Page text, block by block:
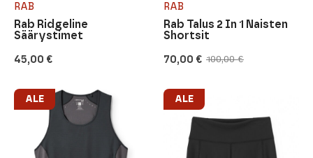
RAB
45,00 €
Rab Ridgeline
Säärystimet
RAB
100,00€
Alkuperäinen
oli:
100,00 €.
70,00 €
Nykyinen
on:
70,00 €.
Rab Talus 2 In 1 Naisten
Shortsit
ALE ALE